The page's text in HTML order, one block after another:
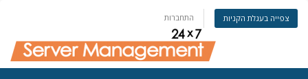
התחברות צפייה בעגלת הקניות